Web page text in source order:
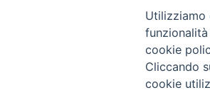
Utilizziamo
cookie
Cliccando
cookie